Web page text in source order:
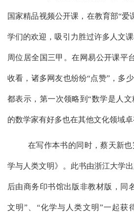
国家精品视频公开课，在教育部“爱
学们的欢迎，吸引力胜过许多人文
周位居全国三甲。在网易公开课平
收看，诸多网友也纷纷“点赞”，多
都表示，第一次领略到“数学是人
的数学家有好多也在其他文化领域
在写作本书的同时，蔡天新
学与人类文明》。此书由浙江大学
后由商务印书馆出版非教材版，同
文明”、“化学与人类文明”一起获